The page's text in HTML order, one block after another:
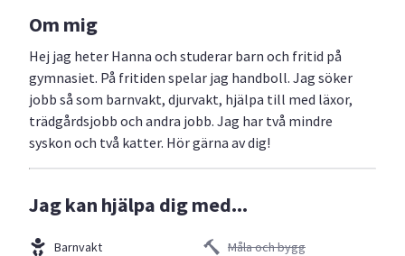
Om mig
Hej jag heter Hanna och studerar barn och fritid på
gymnasiet. På fritiden spelar jag handboll. Jag söker
jobb så som barnvakt, djurvakt, hjälpa till med läxor,
trädgårdsjobb och andra jobb. Jag har två mindre
syskon och två katter. Hör gärna av dig!
Jag kan hjälpa dig med...
Barnvakt
Måla och bygg